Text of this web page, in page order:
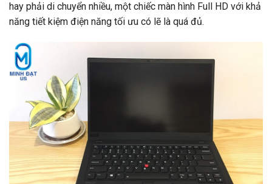
hay phải di chuyển nhiều, một chiếc màn hình Full HD với khả
năng tiết kiệm điện năng tối ưu có lẽ là quá đủ.